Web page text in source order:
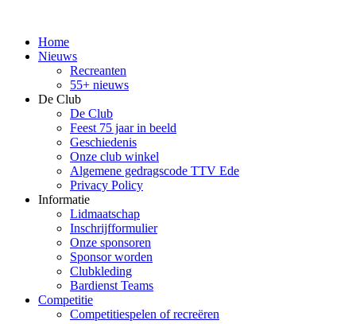
Home
Nieuws
Recreanten
55+ nieuws
De Club
De Club
Feest 75 jaar in beeld
Geschiedenis
Onze club winkel
Algemene gedragscode TTV Ede
Privacy Policy
Informatie
Lidmaatschap
Inschrijfformulier
Onze sponsoren
Sponsor worden
Clubkleding
Bardienst Teams
Competitie
Competitiespelen of recreëren